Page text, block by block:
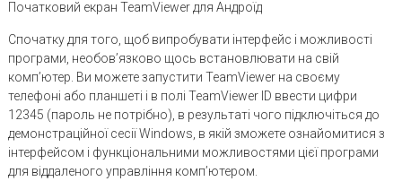
Початковий екран TeamViewer для Андроїд
Спочатку для того, щоб випробувати інтерфейс і можливості
програми, необов’язково щось встановлювати на свій
комп’ютер. Ви можете запустити TeamViewer на своєму
телефоні або планшеті і в полі TeamViewer ID ввести цифри
12345 (пароль не потрібно), в результаті чого підключіться до
демонстраційної сесії Windows, в якій зможете ознайомитися з
інтерфейсом і функціональними можливостями цієї програми
для віддаленого управління комп’ютером.